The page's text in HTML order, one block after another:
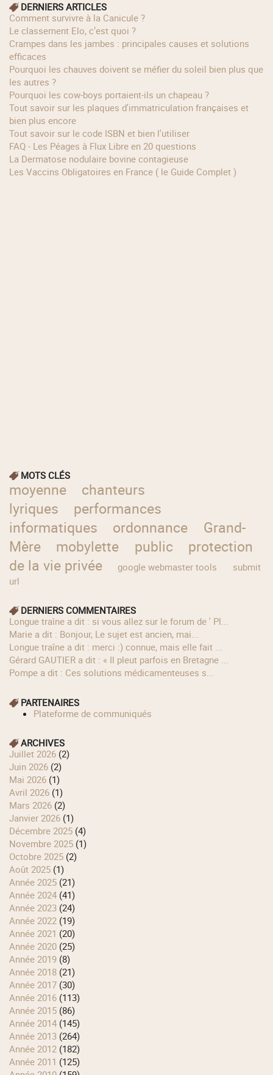
DERNIERS ARTICLES
Comment survivre à la Canicule ?
Le classement Elo, c’est quoi ?
Crampes dans les jambes : principales causes et solutions
efficaces
Pourquoi les chauves doivent se méfier du soleil bien plus que
les autres ?
Pourquoi les cow‑boys portaient‑ils un chapeau ?
Tout savoir sur les plaques d'immatriculation françaises et
bien plus encore
Tout savoir sur le code ISBN et bien l'utiliser
FAQ - Les Péages à Flux Libre en 20 questions
La Dermatose nodulaire bovine contagieuse
Les Vaccins Obligatoires en France ( le Guide Complet )
MOTS CLÉS
moyenne
chanteurs
lyriques
performances
informatiques
ordonnance
Grand-
Mère
mobylette public
protection
de la vie privée
google webmaster tools
submit
url
DERNIERS COMMENTAIRES
longue traîne a dit : si vous allez sur le forum de ' Pl...
Marie a dit : Bonjour, Le sujet est ancien, mai...
longue traîne a dit : merci :) connue, mais elle fait ...
Gérard GAUTIER a dit : « Il pleut parfois en Bretagne ...
Pompe a dit : Ces solutions médicamenteuses s...
PARTENAIRES
Plateforme de communiqués
ARCHIVES
juillet 2026 (2)
juin 2026 (2)
mai 2026 (1)
avril 2026 (1)
mars 2026 (2)
janvier 2026 (1)
décembre 2025 (4)
novembre 2025 (1)
octobre 2025 (2)
août 2025 (1)
année 2025 (21)
année 2024 (41)
année 2023 (24)
année 2022 (19)
année 2021 (20)
année 2020 (25)
année 2019 (8)
année 2018 (21)
année 2017 (30)
année 2016 (113)
année 2015 (86)
année 2014 (145)
année 2013 (264)
année 2012 (182)
année 2011 (125)